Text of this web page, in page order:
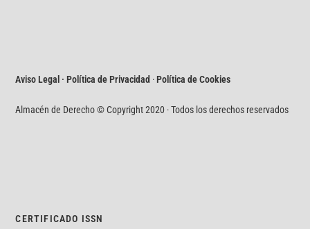
Aviso Legal · Política de Privacidad ·Política de Cookies
Almacén de Derecho © Copyright 2020 · Todos los derechos reservados
CERTIFICADO ISSN